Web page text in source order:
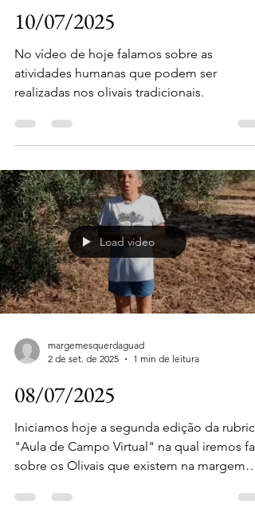
10/07/2025
No vídeo de hoje falamos sobre as
atividades humanas que podem ser
realizadas nos olivais tradicionais.
Load video
margemesquerdaguad
2 de set. de 2025
1 min de leitura
08/07/2025
Iniciamos hoje a segunda edição da rubrica
"Aula de Campo Virtual" na qual iremos
sobre os Olivais que existem na margem